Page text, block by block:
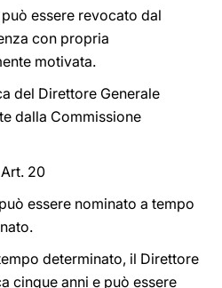
essere revocato dal
con propria
motivata.
del Direttore Generale
dalla Commissione
Art. 20
essere nominato a tempo
determinato, il Direttore
cinque anni e può essere